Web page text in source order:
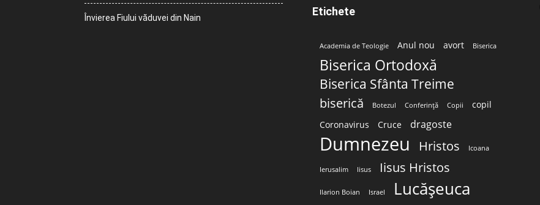
Învierea Fiului văduvei din Nain Etichete
Academia de Teologie Anul nou avort Biserica
Biserica Ortodoxă
Biserica Sfânta Treime
biserică Botezul Conferință Copii
copil
Coronavirus
Cruce dragoste
Dumnezeu Hristos Icoana
Ierusalim Iisus Iisus Hristos
Ilarion Boian Israel Lucășeuca